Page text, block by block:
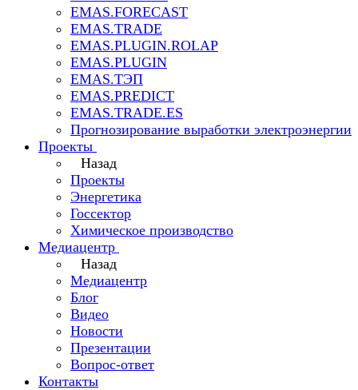
EMAS.FORECAST
EMAS.TRADE
EMAS.PLUGIN.ROLAP
EMAS.PLUGIN
EMAS.ТЭП
EMAS.PREDICT
EMAS.TRADE.ES
Прогнозирование выработки электроэнергии
Проекты
Назад
Проекты
Энергетика
Госсектор
Химическое производство
Медиацентр
Назад
Медиацентр
Блог
Видео
Новости
Презентации
Вопрос-ответ
Контакты